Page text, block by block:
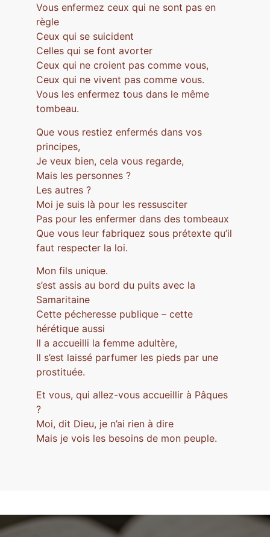
Vous enfermez ceux qui ne sont pas en
règle
Ceux qui se suicident
Celles qui se font avorter
Ceux qui ne croient pas comme vous,
Ceux qui ne vivent pas comme vous.
Vous les enfermez tous dans le même
tombeau.
Que vous restiez enfermés dans vos
principes,
Je veux bien, cela vous regarde,
Mais les personnes ?
Les autres ?
Moi je suis là pour les ressusciter
Pas pour les enfermer dans des tombeaux
Que vous leur fabriquez sous prétexte qu’il
faut respecter la loi.
Mon fils unique.
s’est assis au bord du puits avec la
Samaritaine
Cette pécheresse publique – cette
hérétique aussi
Il a accueilli la femme adultère,
Il s’est laissé parfumer les pieds par une
prostituée.
Et vous, qui allez-vous accueillir à Pâques
?
Moi, dit Dieu, je n’ai rien à dire
Mais je vois les besoins de mon peuple.